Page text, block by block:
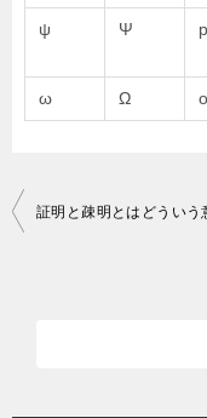
ψ Ψ
ω Ω
投